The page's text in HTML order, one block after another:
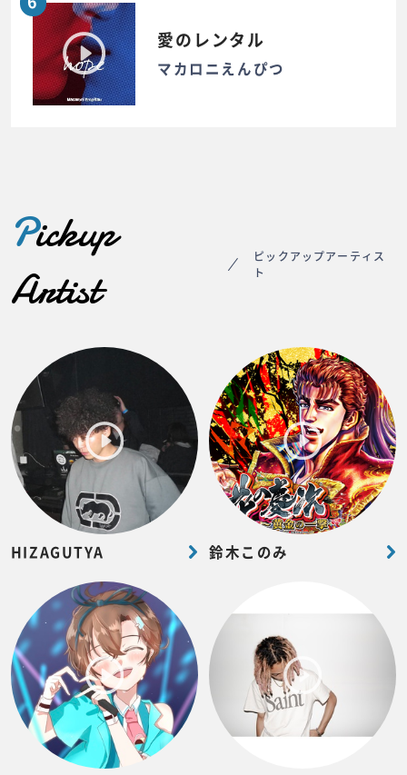
愛のレンタル
マカロニえんぴつ
Pickup
Artist
ピックアップアーティス
ト
HIZAGUTYA 鈴木このみ